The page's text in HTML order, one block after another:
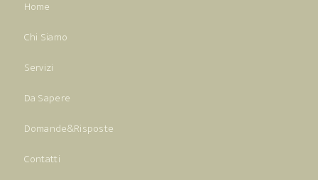
Home
Chi Siamo
Servizi
Da Sapere
Domande&Risposte
Contatti